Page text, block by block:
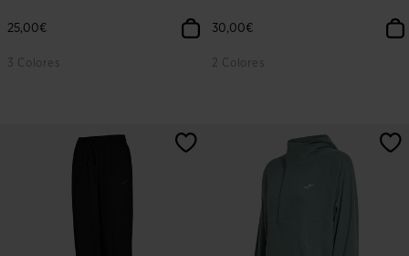
25,00€
3 Colores
30,00€
2 Colores